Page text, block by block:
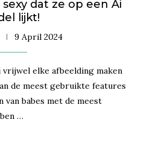
dat ze op een Ai
lijkt!
9 April 2024
elke afbeelding maken
de meest gebruikte features
van babes met de meest
…